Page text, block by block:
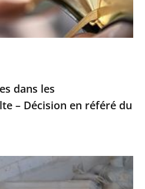
dans les
– Décision en référé du